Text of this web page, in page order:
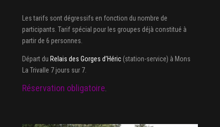
Les tarifs sont dégressifs en fonction du nombre de
participants. Tarif spécial pour les groupes déjà constitué à
partir de 6 personnes.
Départ du Relais des Gorges d’Héric(station-service) à Mons
La Trivalle 7 jours sur 7.
Réservation obligatoire